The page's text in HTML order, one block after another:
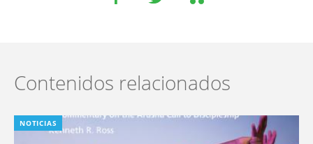
Contenidos relacionados
NOTICIAS